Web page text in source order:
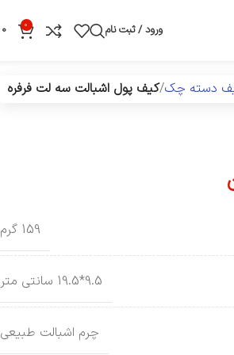
ورود / ثبت نام 0
0
دسته چک کیف پول اشبالت سه لت فرفره
159 گرم
9.5*19.5 سانتی متر
چرم اشبالت طبیعی